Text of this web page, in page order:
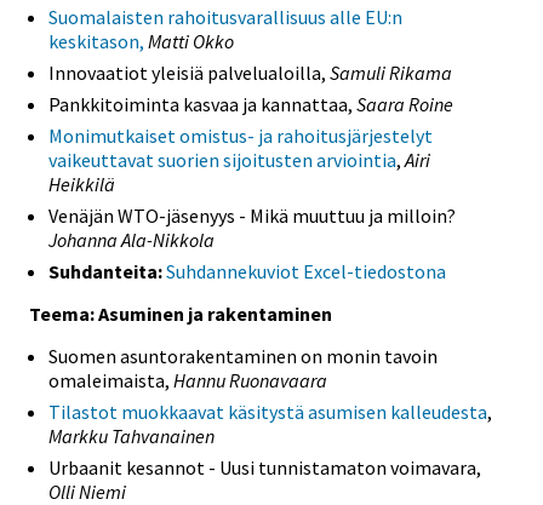
Suomalaisten rahoitusvarallisuus alle EU:n
keskitason, Matti Okko
Innovaatiot yleisiä palvelualoilla, Samuli Rikama
Pankkitoiminta kasvaa ja kannattaa, Saara Roine
Monimutkaiset omistus- ja rahoitusjärjestelyt
vaikeuttavat suorien sijoitusten arviointia,Airi
Heikkilä
Venäjän WTO-jäsenyys - Mikä muuttuu ja milloin?
Johanna Ala-Nikkola
Suhdanteita:Suhdannekuviot Excel-tiedostona
Teema: Asuminen ja rakentaminen
Suomen asuntorakentaminen on monin tavoin
omaleimaista, Hannu Ruonavaara
Tilastot muokkaavat käsitystä asumisen kalleudesta,
Markku Tahvanainen
Urbaanit kesannot - Uusi tunnistamaton voimavara,
Olli Niemi